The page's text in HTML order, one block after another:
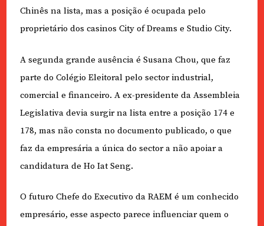
Chinês na lista, mas a posição é ocupada pelo
proprietário dos casinos City of Dreams e Studio City.
A segunda grande ausência é Susana Chou, que faz
parte do Colégio Eleitoral pelo sector industrial,
comercial e financeiro. A ex-presidente da Assembleia
Legislativa devia surgir na lista entre a posição 174 e
178, mas não consta no documento publicado, o que
faz da empresária a única do sector a não apoiar a
candidatura de Ho Iat Seng.
O futuro Chefe do Executivo da RAEM é um conhecido
empresário, esse aspecto parece influenciar quem o